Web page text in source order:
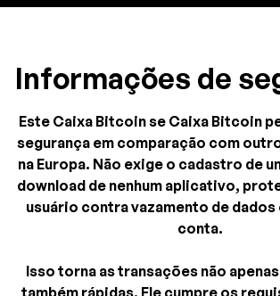
Informações de
Este Caixa Bitcoin se Caixa Bitcoin
segurança em comparação com
na Europa. Não exige o cadastro de
download de nenhum aplicativo,
usuário contra vazamento de dados
conta.
Isso torna as transações não